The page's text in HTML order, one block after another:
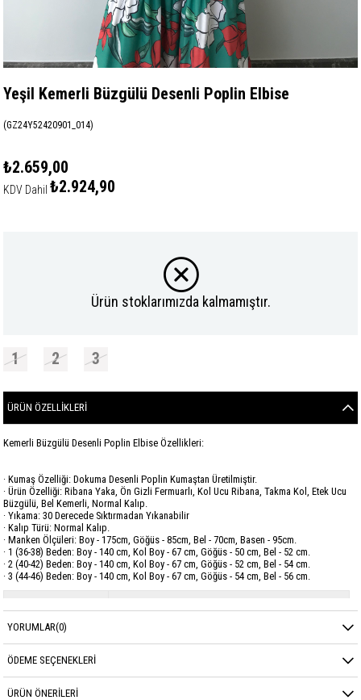
Yeşil Kemerli Büzgülü Desenli Poplin Elbise
(GZ24Y52420901_014)
₺2.659,00
KDV Dahil ₺2.924,90
Ürün stoklarımızda kalmamıştır.
1 2 3
ÜRÜN ÖZELLIKLERI
Kemerli Büzgülü Desenli Poplin Elbise Özellikleri:
· Kumaş Özelliği: Dokuma Desenli Poplin Kumaştan Üretilmiştir.
· Ürün Özelliği: Ribana Yaka, Ön Gizli Fermuarlı, Kol Ucu Ribana, Takma Kol, Etek Ucu
Büzgülü, Bel Kemerli, Normal Kalıp.
· Yıkama: 30 Derecede Sıktırmadan Yıkanabilir
· Kalıp Türü: Normal Kalıp.
· Manken Ölçüleri: Boy - 175cm, Göğüs - 85cm, Bel - 70cm, Basen - 95cm.
· 1 (36-38) Beden: Boy - 140 cm, Kol Boy - 67 cm, Göğüs - 50 cm, Bel - 52 cm.
· 2 (40-42) Beden: Boy - 140 cm, Kol Boy - 67 cm, Göğüs - 52 cm, Bel - 54 cm.
· 3 (44-46) Beden: Boy - 140 cm, Kol Boy - 67 cm, Göğüs - 54 cm, Bel - 56 cm.
Sezon
Kumaş Cinsi
YORUMLAR(0)
ÖDEME SEÇENEKLERI
ÜRÜN ÖNERILERI